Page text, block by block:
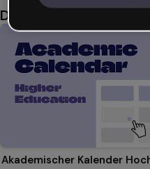
Das könnte dir auch